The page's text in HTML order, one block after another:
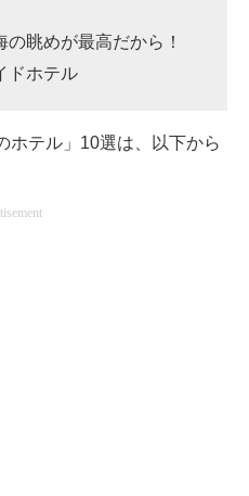
の眺めが最高だから！
ドホテル
テル」10選は、以下から